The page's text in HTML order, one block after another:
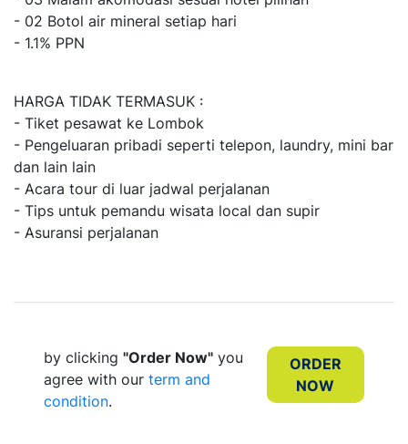
- 02 Botol air mineral setiap hari
- 1.1% PPN
HARGA TIDAK TERMASUK :
- Tiket pesawat ke Lombok
- Pengeluaran pribadi seperti telepon, laundry, mini bar
dan lain lain
- Acara tour di luar jadwal perjalanan
- Tips untuk pemandu wisata local dan supir
- Asuransi perjalanan
by clicking "Order Now" you
agree with our term and
condition.
ORDER
NOW